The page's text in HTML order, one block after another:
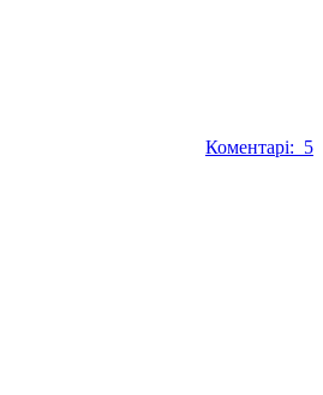
Коментарі: 5